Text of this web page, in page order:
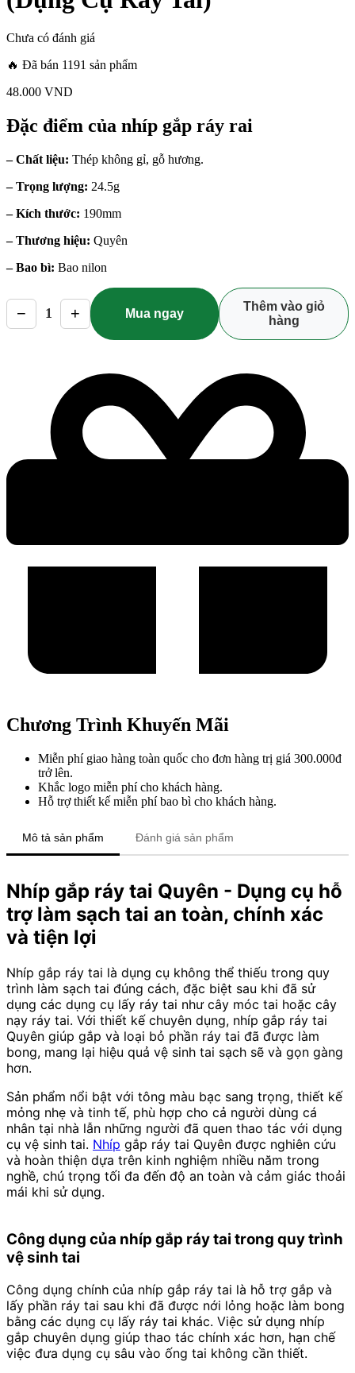
Chưa có đánh giá
🔥 Đã bán 1191 sản phẩm
48.000 VND
Đặc điểm của nhíp gắp ráy rai
– Chất liệu: Thép không gỉ, gỗ hương.
– Trọng lượng: 24.5g
– Kích thước: 190mm
– Thương hiệu: Quyên
– Bao bì: Bao nilon
− 1 + Mua ngay
Thêm vào giỏ
hàng
Chương Trình Khuyến Mãi
Miễn phí giao hàng toàn quốc cho đơn hàng trị giá 300.000đ
trở lên.
Khắc logo miễn phí cho khách hàng.
Hỗ trợ thiết kế miễn phí bao bì cho khách hàng.
Mô tả sản phẩm Đánh giá sản phẩm
Nhíp gắp ráy tai Quyên - Dụng cụ hỗ
trợ làm sạch tai an toàn, chính xác
và tiện lợi
Nhíp gắp ráy tai là dụng cụ không thể thiếu trong quy
trình làm sạch tai đúng cách, đặc biệt sau khi đã sử
dụng các dụng cụ lấy ráy tai như cây móc tai hoặc cây
nạy ráy tai. Với thiết kế chuyên dụng, nhíp gắp ráy tai
Quyên giúp gắp và loại bỏ phần ráy tai đã được làm
bong, mang lại hiệu quả vệ sinh tai sạch sẽ và gọn gàng
hơn.
Sản phẩm nổi bật với tông màu bạc sang trọng, thiết kế
mỏng nhẹ và tinh tế, phù hợp cho cả người dùng cá
nhân tại nhà lẫn những người đã quen thao tác với dụng
cụ vệ sinh tai. Nhíp gắp ráy tai Quyên được nghiên cứu
và hoàn thiện dựa trên kinh nghiệm nhiều năm trong
nghề, chú trọng tối đa đến độ an toàn và cảm giác thoải
mái khi sử dụng.
Công dụng của nhíp gắp ráy tai trong quy trình
vệ sinh tai
Công dụng chính của nhíp gắp ráy tai là hỗ trợ gắp và
lấy phần ráy tai sau khi đã được nới lỏng hoặc làm bong
bằng các dụng cụ lấy ráy tai khác. Việc sử dụng nhíp
gắp chuyên dụng giúp thao tác chính xác hơn, hạn chế
việc đưa dụng cụ sâu vào ống tai không cần thiết.